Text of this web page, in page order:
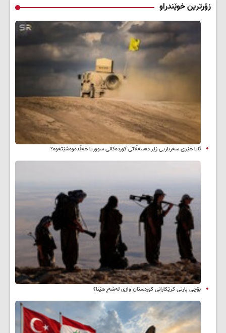
زۆرترین خوێندراو
ئایا هێزی سەربازیی ژێر دەسەڵاتی کوردەکانی سووریا هەڵدەوەشێتەوە؟
بۆچی پارتی کرێکارانی کوردستان وازی لەشەڕ هێنا؟